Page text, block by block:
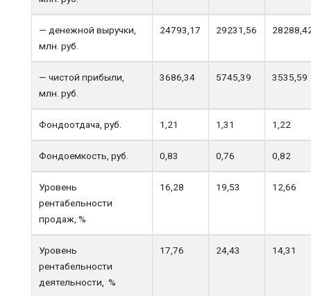
— денежной выручки,
млн. руб.
24793,17 29231,56
— чистой прибыли,
млн. руб.
3686,34 5745,39 3535,59
Фондоотдача, руб. 1,21 1,31 1,22
Фондоемкость, руб. 0,83 0,76 0,82
Уровень
рентабельности
продаж, %
16,28 19,53 12,66
Уровень
рентабельности
деятельности, %
17,76 24,43 14,31